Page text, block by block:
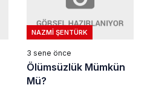
NAZMI ŞENTÜRK
3 sene önce
Ölümsüzlük Mümkün
Mü?